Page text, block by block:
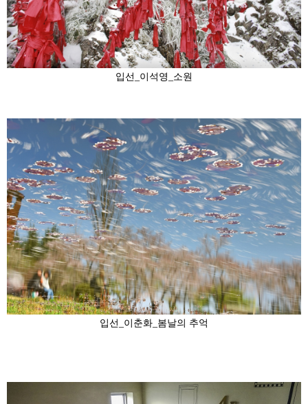
입선_이석영_소원
입선_이춘화_봄날의 추억